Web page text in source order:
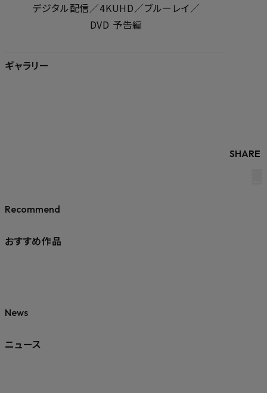
デジタル配信／4KUHD／ブルーレイ／
DVD 予告編
ギャラリー
SHARE
Recommend
おすすめ作品
News
ニュース